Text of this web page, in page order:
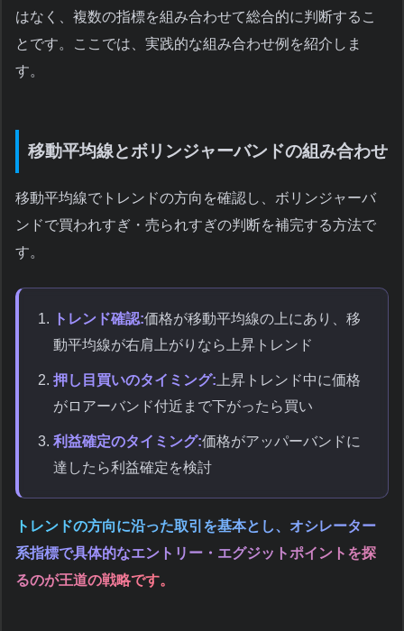
はなく、複数の指標を組み合わせて総合的に判断するこ
とです。ここでは、実践的な組み合わせ例を紹介しま
す。
移動平均線とボリンジャーバンドの組み合わせ
移動平均線でトレンドの方向を確認し、ボリンジャーバ
ンドで買われすぎ・売られすぎの判断を補完する方法で
す。
トレンド確認:価格が移動平均線の上にあり、移
動平均線が右肩上がりなら上昇トレンド
押し目買いのタイミング:上昇トレンド中に価格
がロアーバンド付近まで下がったら買い
利益確定のタイミング:価格がアッパーバンドに
達したら利益確定を検討
トレンドの方向に沿った取引を基本とし、オシレーター
系指標で具体的なエントリー・エグジットポイントを探
るのが王道の戦略です。